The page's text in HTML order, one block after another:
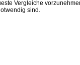
Vergleiche
sind.